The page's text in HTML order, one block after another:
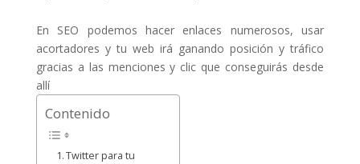
En SEO podemos hacer enlaces numerosos, usar
acortadores y tu web irá ganando posición y tráfico
gracias a las menciones y clic que conseguirás desde
allí
Contenido
Twitter para tu